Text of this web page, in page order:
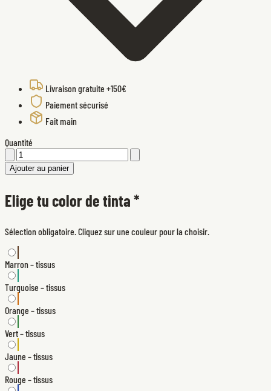
Livraison gratuite +150€
Paiement sécurisé
Fait main
Quantité
Ajouter au panier
Elige tu color de tinta*
Sélection obligatoire. Cliquez sur une couleur pour la choisir.
Marron – tissus
Turquoise – tissus
Orange – tissus
Vert – tissus
Jaune – tissus
Rouge – tissus